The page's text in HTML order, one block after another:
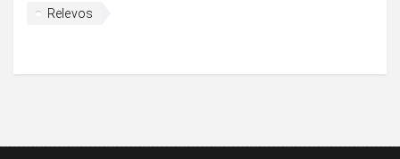
Relevos